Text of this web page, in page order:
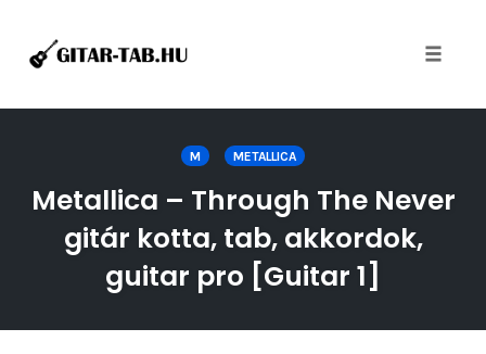
M METALLICA
Metallica – Through The Never
gitár kotta, tab, akkordok,
guitar pro [Guitar 1]